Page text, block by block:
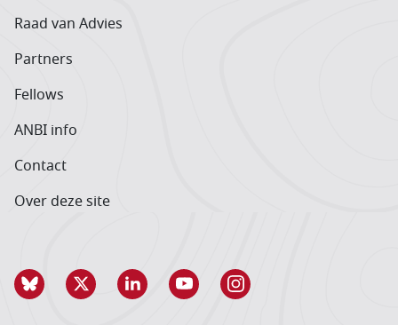
Raad van Advies
Partners
Fellows
ANBI info
Contact
Over deze site